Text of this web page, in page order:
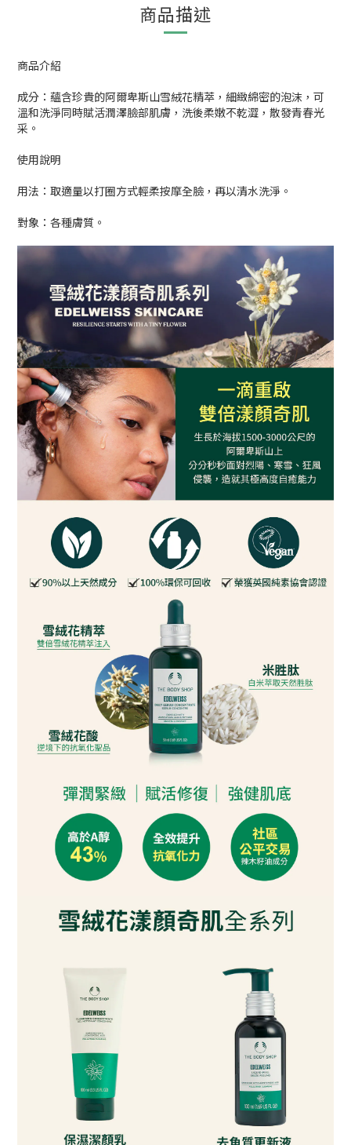
商品描述
商品介紹
成分：蘊含珍貴的阿爾卑斯山雪絨花精萃，細緻綿密的泡沫，可
溫和洗淨同時賦活潤澤臉部肌膚，洗後柔嫩不乾澀，散發青春光
采。
使用說明
用法：取適量以打圈方式輕柔按摩全臉，再以清水洗淨。
對象：各種膚質。